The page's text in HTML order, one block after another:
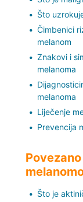
Što
Čimbenici
melanom
Znakovi i
melanoma
melanoma
Liječenje
Prevencija
Što je